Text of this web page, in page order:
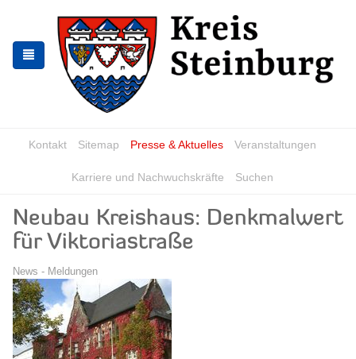
springen
springen
Kontakt Sitemap Presse & Aktuelles Veranstaltungen
Karriere und Nachwuchskräfte Suchen
Neubau Kreishaus: Denkmalwert
für Viktoriastraße
News - Meldungen